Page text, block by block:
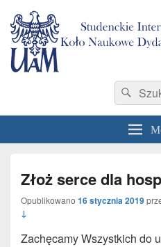
Studenckie Interdyscyplinarne Koło
Matematyki
Search
for:
Złoż serce dla
Opublikowano 16 stycznia 2019
↓
Zachęcamy Wszystkich do